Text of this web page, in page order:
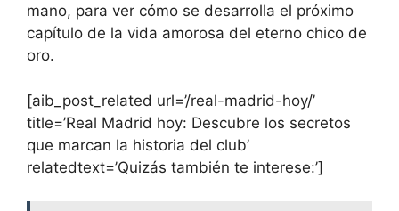
mano, para ver cómo se desarrolla el próximo
capítulo de la vida amorosa del eterno chico de
oro.
[aib_post_related url=’/real-madrid-hoy/’
title=’Real Madrid hoy: Descubre los secretos
que marcan la historia del club’
relatedtext=’Quizás también te interese:’]